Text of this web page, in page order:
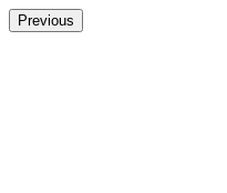
Previous